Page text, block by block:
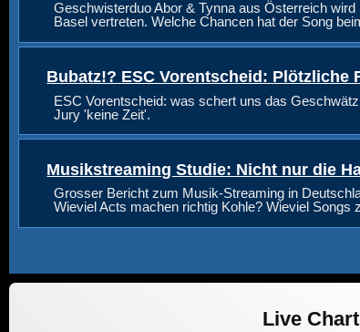
Geschwisterduo Abor & Tynna aus Österreich
Basel vertreten. Welche Chancen hat der Song
Bubatz!? ESC Vorentscheid: Plötzliche
ESC Vorentscheid: was schert uns das
Jury 'keine Zeit'.
Musikstreaming Studie: Nicht nur die
Grosser Bericht zum Musik-Streaming in
Wieviel Acts machen richtig Kohle? Wieviel Songs
Live